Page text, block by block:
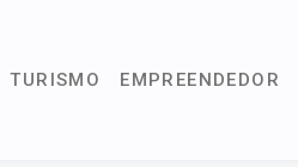
TURISMO EMPREENDEDOR